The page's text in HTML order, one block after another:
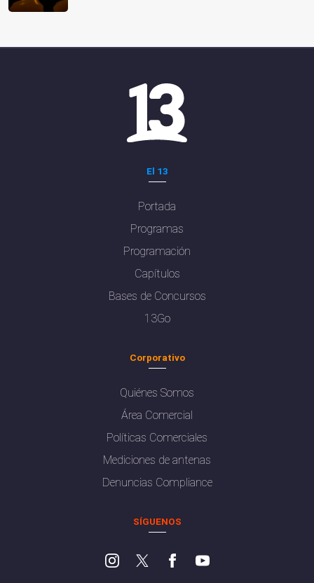
El 13
Portada
Programas
Programación
Capítulos
Bases de Concursos
13Go
Corporativo
Quiénes Somos
Área Comercial
Políticas Comerciales
Mediciones de antenas
Denuncias Compliance
SÍGUENOS